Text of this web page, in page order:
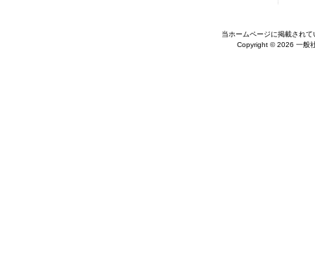
当ホームページに掲載され
Copyright © 2026 一般